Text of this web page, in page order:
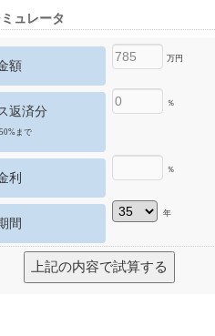
ュレータ
額
万円
返済分
まで
％
利
％
間
年